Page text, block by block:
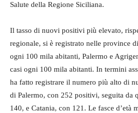
Salute della Regione Siciliana.
Il tasso di nuovi positivi più elevato,
regionale, si è registrato nelle province
ogni 100 mila abitanti, Palermo e
casi ogni 100 mila abitanti. In termini
ha fatto registrare il numero più alto di
di Palermo, con 252 positivi, seguita da
140, e Catania, con 121. Le fasce d’età